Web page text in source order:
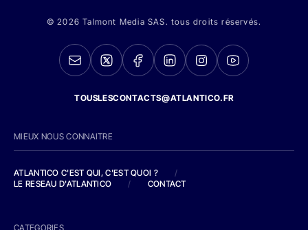
© 2026 Talmont Media SAS. tous droits réservés.
TOUSLESCONTACTS@ATLANTICO.FR
MIEUX NOUS CONNAITRE
ATLANTICO C'EST QUI, C'EST QUOI ?
/
LE RESEAU D'ATLANTICO
/ CONTACT
CATEGORIES